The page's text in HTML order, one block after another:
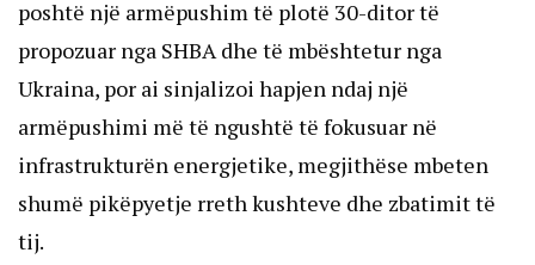
poshtë një armëpushim të plotë 30-ditor të
propozuar nga SHBA dhe të mbështetur nga
Ukraina, por ai sinjalizoi hapjen ndaj një
armëpushimi më të ngushtë të fokusuar në
infrastrukturën energjetike, megjithëse mbeten
shumë pikëpyetje rreth kushteve dhe zbatimit të
tij.